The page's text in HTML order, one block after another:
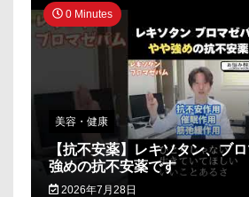
0 Minutes
美容・健康
【抗不安薬】レキソタン、ブ
強めの抗不安薬です
2026年7月28日